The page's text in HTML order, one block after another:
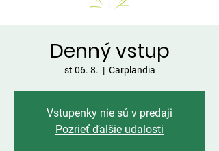
Denný vstup
st 06. 8.
  |
Carplandia
Vstupenky nie sú v predaji
Pozrieť ďalšie udalosti